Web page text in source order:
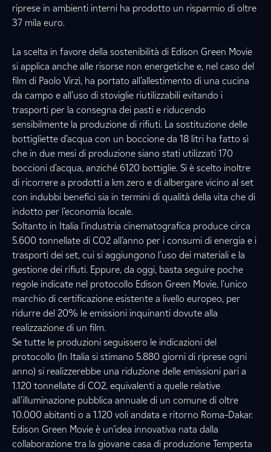
riprese in ambienti interni ha prodotto un risparmio di oltre
37 mila euro.
La scelta in favore della sostenibilità di Edison Green Movie
si applica anche alle risorse non energetiche e, nel caso del
film di Paolo Virzì, ha portato all’allestimento di una cucina
da campo e all’uso di stoviglie riutilizzabili evitando i
trasporti per la consegna dei pasti e riducendo
sensibilmente la produzione di rifiuti. La sostituzione delle
bottigliette d’acqua con un boccione da 18 litri ha fatto sì
che in due mesi di produzione siano stati utilizzati 170
boccioni d’acqua, anziché 6120 bottiglie. Si è scelto inoltre
di ricorrere a prodotti a km zero e di albergare vicino al set
con indubbi benefici sia in termini di qualità della vita che di
indotto per l’economia locale.
Soltanto in Italia l’industria cinematografica produce circa
5.600 tonnellate di CO2 all’anno per i consumi di energia e i
trasporti dei set, cui si aggiungono l’uso dei materiali e la
gestione dei rifiuti. Eppure, da oggi, basta seguire poche
regole indicate nel protocollo Edison Green Movie, l’unico
marchio di certificazione esistente a livello europeo, per
ridurre del 20% le emissioni inquinanti dovute alla
realizzazione di un film.
Se tutte le produzioni seguissero le indicazioni del
protocollo (In Italia si stimano 5.880 giorni di riprese ogni
anno) si realizzerebbe una riduzione delle emissioni pari a
1.120 tonnellate di CO2, equivalenti a quelle relative
all'illuminazione pubblica annuale di un comune di oltre
10.000 abitanti o a 1.120 voli andata e ritorno Roma–Dakar.
Edison Green Movie è un’idea innovativa nata dalla
collaborazione tra la giovane casa di produzione Tempesta